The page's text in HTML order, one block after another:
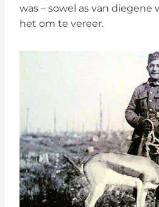
was – sowel as van
het om te vereer.